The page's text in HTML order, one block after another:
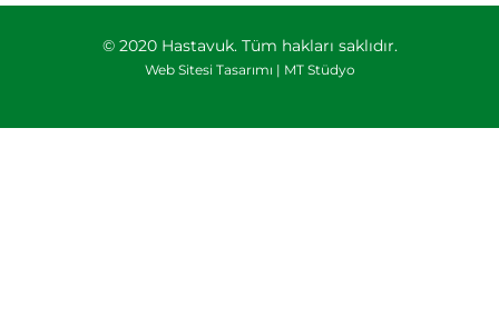
© 2020 Hastavuk. Tüm hakları saklıdır.
Web Sitesi Tasarımı | MT Stüdyo